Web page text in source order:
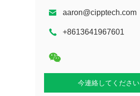
aaron@cipptech.com
+8613641967601
今連絡してください